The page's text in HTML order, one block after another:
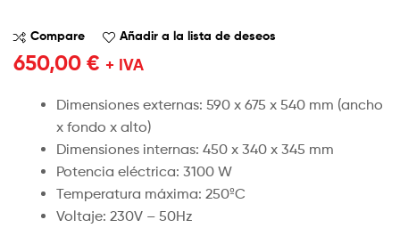
Compare Añadir a la lista de deseos
650,00 € + IVA
Dimensiones externas: 590 x 675 x 540 mm (ancho
x fondo x alto)
Dimensiones internas: 450 x 340 x 345 mm
Potencia eléctrica: 3100 W
Temperatura máxima: 250ºC
Voltaje: 230V – 50Hz